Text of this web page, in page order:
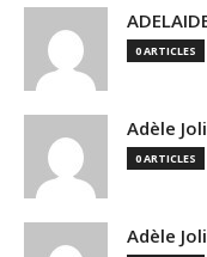
0 ARTICLES
Adèle
0 ARTICLES
Adèle